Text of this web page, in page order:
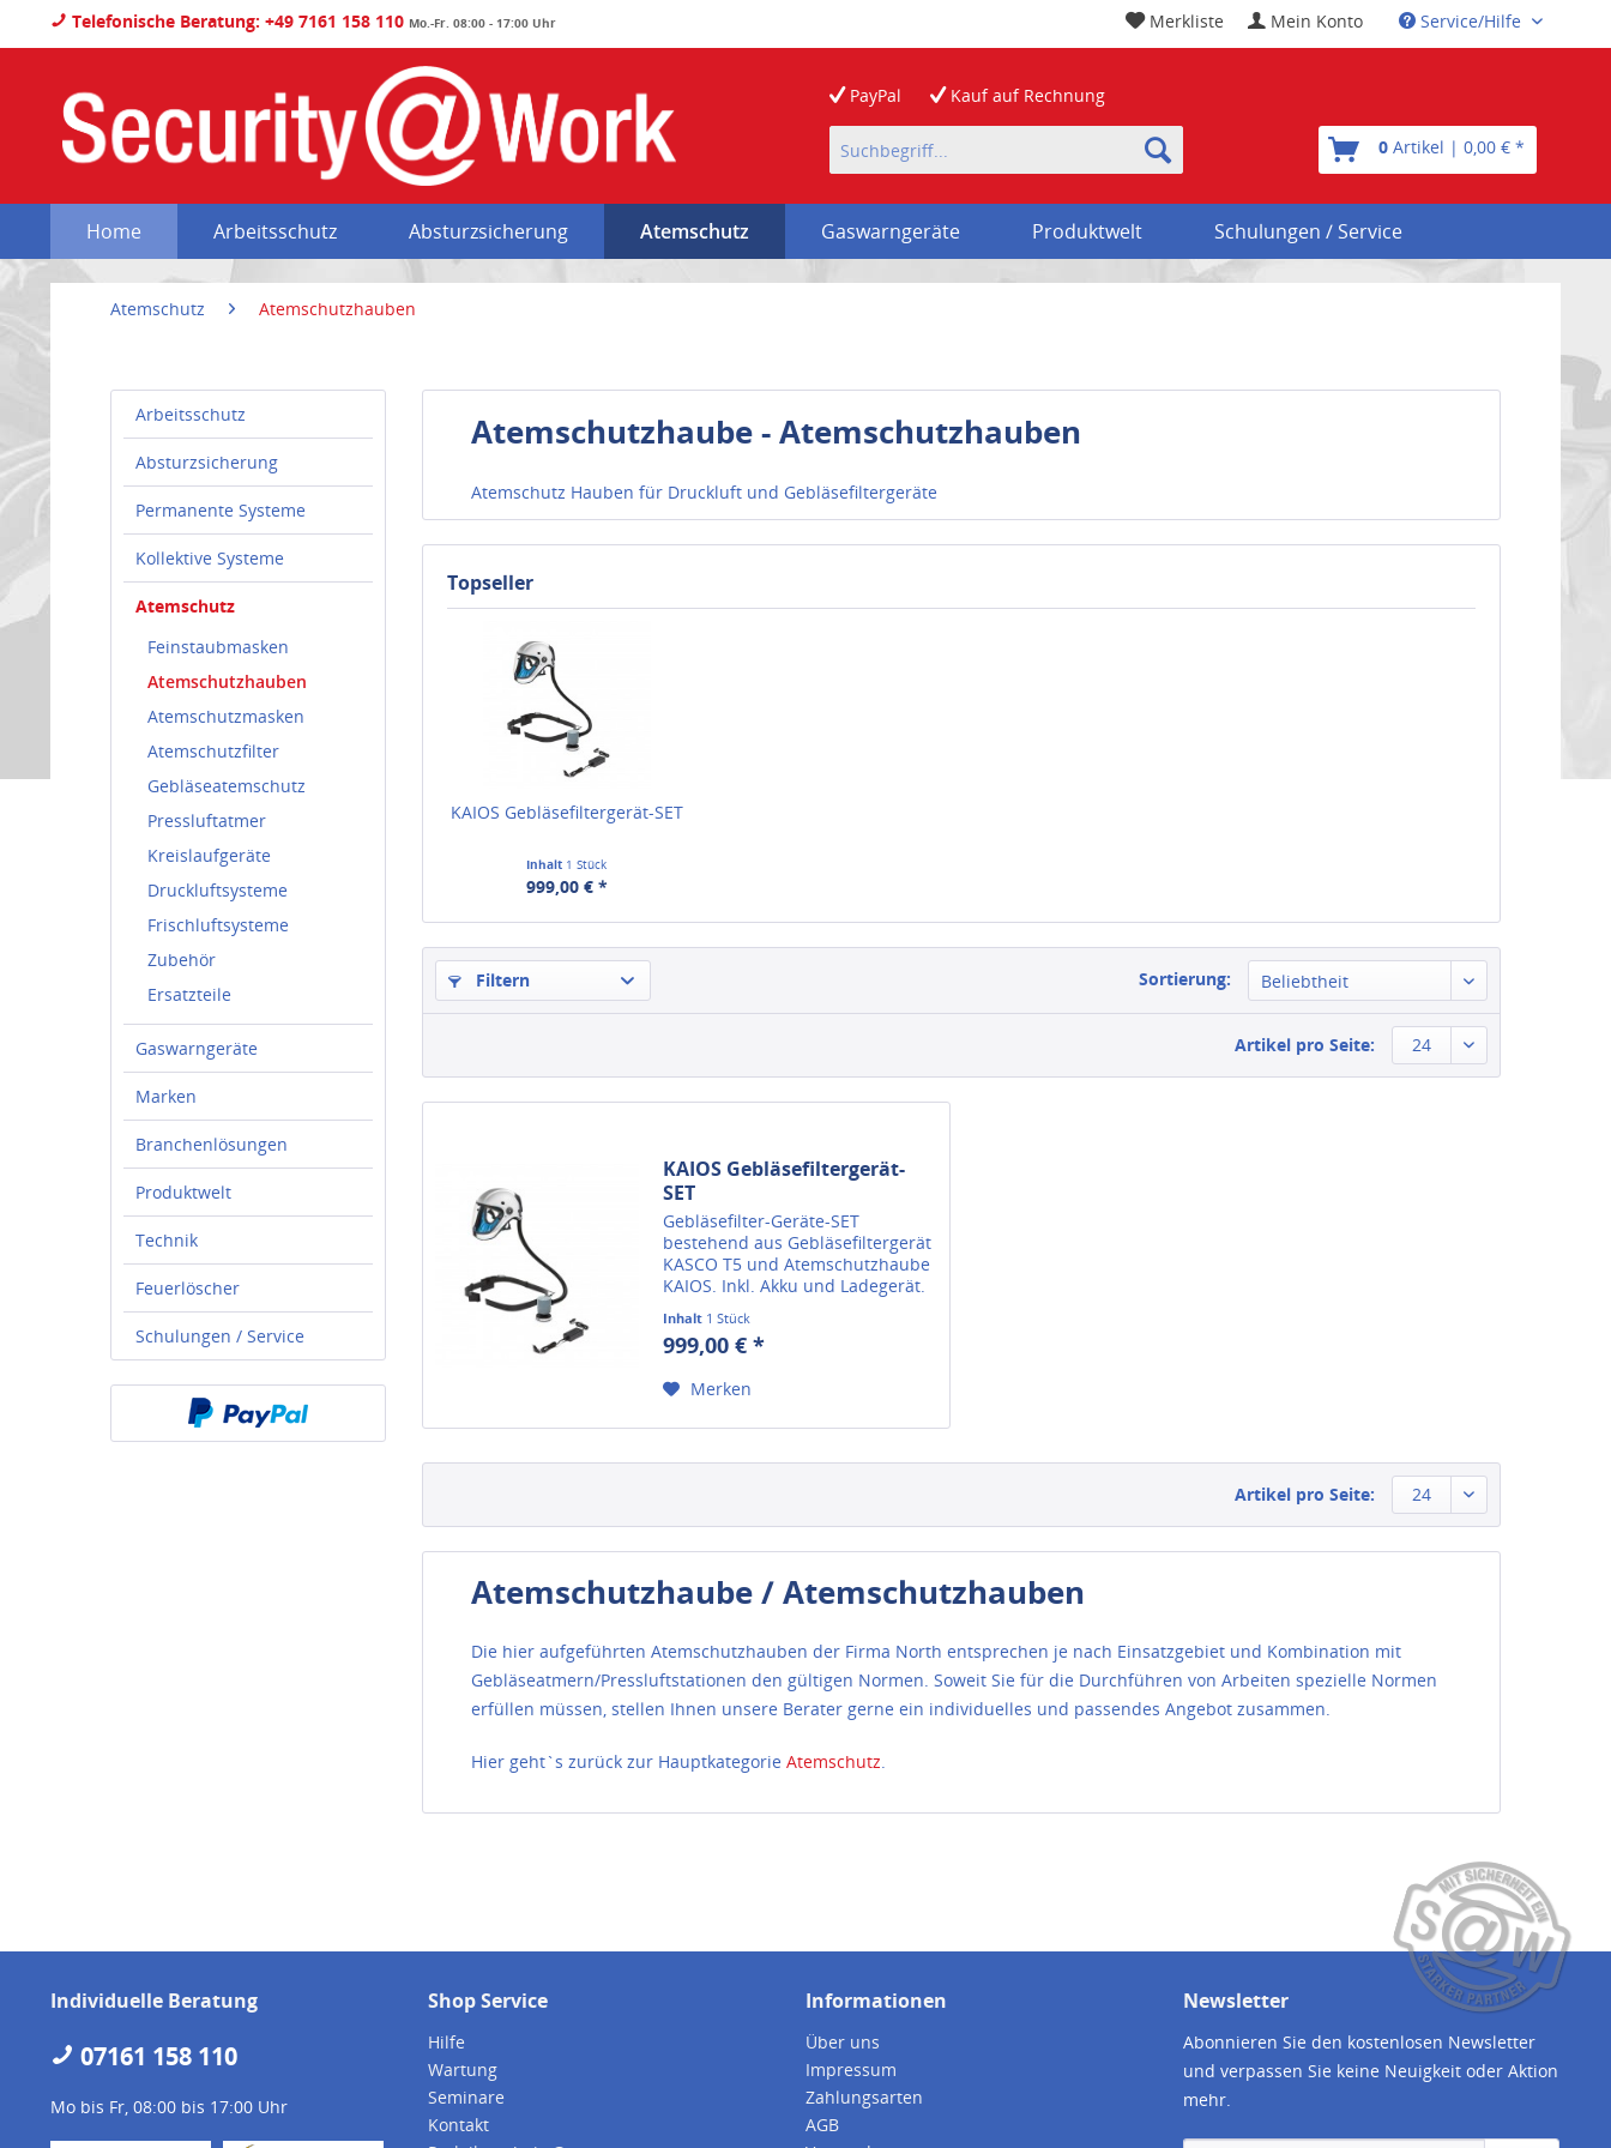
Telefonische Beratung: +49 7161 158 110 Mo.-Fr. 08:00 - 17:00 Uhr Service/Hilfe
Mein Konto
Merkliste
PayPal Kauf auf Rechnung
0 Artikel | 0,00 € *
Home Arbeitsschutz Absturzsicherung Atemschutz Gaswarngeräte Produktwelt Schulungen / Service
Atemschutz Atemschutzhauben
Arbeitsschutz
Absturzsicherung
Permanente Systeme
Kollektive Systeme
Atemschutz
Feinstaubmasken
Atemschutzhauben
Atemschutzmasken
Atemschutzfilter
Gebläseatemschutz
Pressluftatmer
Kreislaufgeräte
Druckluftsysteme
Frischluftsysteme
Zubehör
Ersatzteile
Gaswarngeräte
Marken
Branchenlösungen
Produktwelt
Technik
Feuerlöscher
Schulungen / Service
Atemschutzhaube - Atemschutzhauben
Atemschutz Hauben für Druckluft und Gebläsefiltergeräte
Topseller
KAIOS Gebläsefiltergerät-SET
Inhalt 1 Stück
999,00 € *
Filtern Sortierung: Beliebtheit
Artikel pro Seite: 24
KAIOS Gebläsefiltergerät-
SET
Gebläsefilter-Geräte-SET
bestehend aus Gebläsefiltergerät
KASCO T5 und Atemschutzhaube
KAIOS. Inkl. Akku und Ladegerät.
RD40-Filter bitte separat
bestellen. Der Überdruck sorgt
für angenehmes Atmen auch
Inhalt 1 Stück
999,00 € *
Merken
Artikel pro Seite: 24
Atemschutzhaube / Atemschutzhauben
Die hier aufgeführten Atemschutzhauben der Firma North entsprechen je nach Einsatzgebiet und Kombination mit
Gebläseatmern/Pressluftstationen den gültigen Normen. Soweit Sie für die Durchführen von Arbeiten spezielle Normen
erfüllen müssen, stellen Ihnen unsere Berater gerne ein individuelles und passendes Angebot zusammen.
Hier geht`s zurück zur Hauptkategorie Atemschutz.
Individuelle Beratung
07161 158 110
Mo bis Fr, 08:00 bis 17:00 Uhr
Shop Service
Hilfe
Wartung
Seminare
Kontakt
Informationen
Über uns
Impressum
Zahlungsarten
AGB
Newsletter
Abonnieren Sie den kostenlosen Newsletter
und verpassen Sie keine Neuigkeit oder Aktion
mehr.